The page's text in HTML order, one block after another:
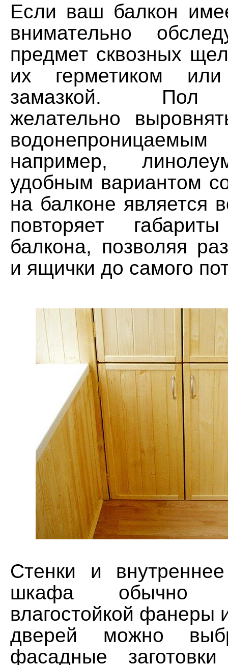
Если ваш балкон
внимательно
предмет сквозных
их герметиком или
замазкой. Пол
желательно
например,
удобным вариантом
на балконе является
повторяет
балкона, позволяя
и ящички до самого
Стенки и
шкафа обычно
влагостойкой
дверей можно
фасадные